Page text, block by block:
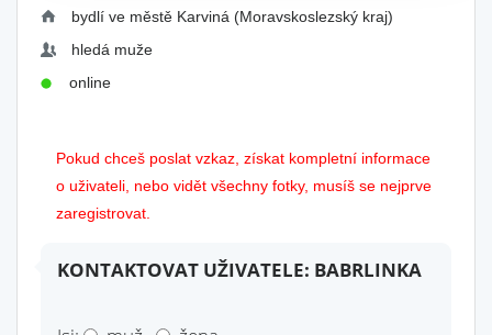
bydlí ve městě Karviná (Moravskoslezský kraj)
hledá muže
online
Pokud chceš poslat vzkaz, získat kompletní informace
o uživateli, nebo vidět všechny fotky, musíš se nejprve
zaregistrovat.
KONTAKTOVAT UŽIVATELE: BABRLINKA